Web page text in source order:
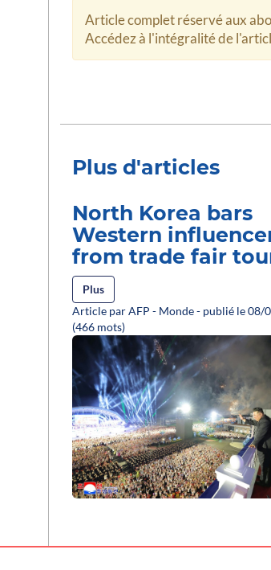
Article complet réservé aux
Accédez à l'intégralité de
Plus d'articles
North Korea bars
Western
from trade fair
Plus
Article par AFP - Monde - publié le 08/
(466 mots)